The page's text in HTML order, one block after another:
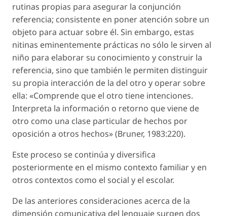
rutinas propias para asegurar la conjunción
referencia; consistente en poner atención sobre un
objeto para actuar sobre él. Sin embargo, estas
nitinas eminentemente prácticas no sólo le sirven al
niño para elaborar su conocimiento y construir la
referencia, sino que también le permiten distinguir
su propia interacción de la del otro y operar sobre
ella: «Comprende que el otro tiene intenciones.
Interpreta la información o retorno que viene de
otro como una clase particular de hechos por
oposición a otros hechos» (Bruner, 1983:220).
Este proceso se continúa y diversifica
posteriormente en el mismo contexto familiar y en
otros contextos como el social y el escolar.
De las anteriores consideraciones acerca de la
dimensión comunicativa del lenguaje surgen dos